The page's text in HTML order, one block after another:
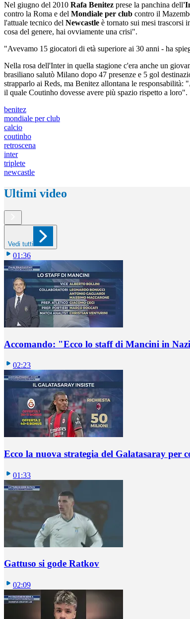
Nel giugno del 2010 Rafa Benitez prese la panchina dell
contro la Roma e del Mondiale per club contro il
l'attuale tecnico del Newcastle è tornato sui mesi trascorsi
cosa del genere, hai ovviamente una crisi".
"Avevamo 15 giocatori di età superiore ai 30 anni - ha
Nella rosa dell'Inter in quella stagione c'era anche un
brasiliano salutò Milano dopo 47 presenze e 5 gol
strapparlo ai Reds, ma Benitez allontana le
il quale Coutinho dovesse avere più spazio rispetto a loro".
benitez
mondiale per club
calcio
coutinho
retroscena
inter
triplete
newcastle
Ultimi video
Vedi tutti
01:36
Accomando: "Ecco lo staff di Mancini in
02:23
Ecco la nuova strategia del Galatasaray per
01:33
Gattuso si gode Ratkov
02:09